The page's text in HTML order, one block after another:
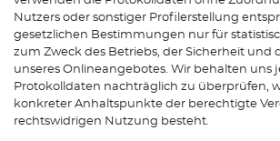
Nutzers oder sonstiger Profilerstellung
gesetzlichen Bestimmungen nur für
zum Zweck des Betriebs, der Sicherheit und
unseres Onlineangebotes. Wir behalten uns
Protokolldaten nachträglich zu überprüfen,
konkreter Anhaltspunkte der berechtigte
rechtswidrigen Nutzung besteht.